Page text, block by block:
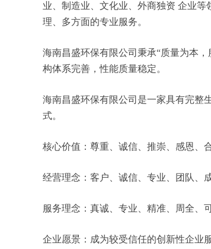
业、制造业、文化业、外商独资 企业
理、多方面的专业服务。
海南昌盛环保有限公司秉承“质量为本
构体系完善，性能质量稳定。
海南昌盛环保有限公司是一家具有完整
式。
核心价值：尊重、诚信、推崇、感恩、
经营理念：客户、诚信、专业、团队、
服务理念：真诚、专业、精准、周全、
企业愿景：成为较受信任的创新性企业